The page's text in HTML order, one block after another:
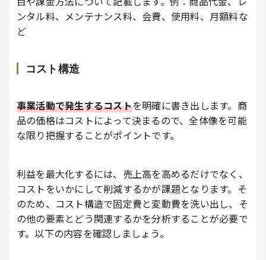
ンタル料、メンテナンス料、会費、使用料、月額料な
ど
コスト構造
事業活動で発生するコストを明確に書き出します。商
品の価格はコストによって決まるので、全体像を可能
な限り把握することがポイントです。
利益を最大化するには、売上高を高めるだけでなく、
コストをいかにして削減するかが課題となります。そ
のため、コスト構造で固定費と変動費を洗い出し、そ
の他の要素とどう関連するかを分析することが必要で
す。以下の内容を確認しましょう。